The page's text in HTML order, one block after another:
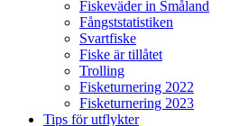
Fiskeväder in Småland
Fångststatistiken
Svartfiske
Fiske är tillåtet
Trolling
Fisketurnering 2022
Fisketurnering 2023
Tips för utflykter